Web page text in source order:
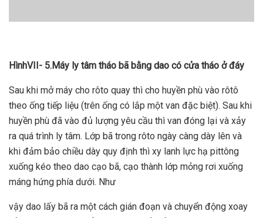
HìnhVII- 5.Máy ly tâm tháo bã bằng dao có cửa tháo ở đáy
Sau khi mở máy cho rôto quay thì cho huyền phù vào rôtô
theo ống tiếp liệu (trên ống có lắp một van đặc biệt). Sau khi
huyền phù đã vào đủ lượng yêu cầu thì van đóng lại và xảy
ra quá trình ly tâm. Lớp bã trong rôto ngày càng dày lên và
khi đảm bảo chiều dày quy định thì xy lanh lực hạ pittông
xuống kéo theo dao cạo bã, cạo thành lớp mỏng rơi xuống
máng hứng phía dưới. Như
vậy dao lấy bã ra một cách gián đoạn và chuyển động xoay